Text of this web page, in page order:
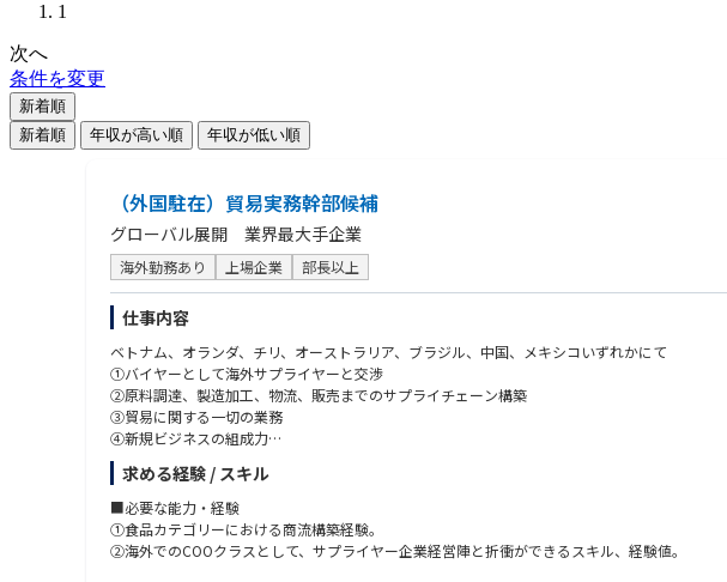
1
次へ
条件を変更
新着順
新着順
年収が高い順 年収が低い順
（外国駐在）貿易実務幹部候補
グローバル展開 業界最大手企業
海外勤務あり 上場企業 部長以上
仕事内容
ベトナム、オランダ、チリ、オーストラリア、ブラジル、中国、メキシコいずれかにて
①バイヤーとして海外サプライヤーと交渉
②原料調達、製造加工、物流、販売までのサプライチェーン構築
③貿易に関する一切の業務
④新規ビジネスの組成力
※③に関してはご入社後に学んでいただきます。
求める経験 / スキル
■必要な能力・経験
①食品カテゴリーにおける商流構築経験。
②海外でのCOOクラスとして、サプライヤー企業経営陣と折衝ができるスキル、経験値。